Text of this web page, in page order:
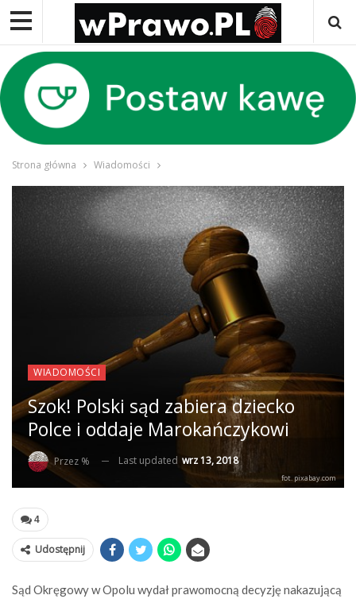
Strona główna Wiadomości
WIADOMOŚCI
Szok! Polski sąd zabiera dziecko
Polce i oddaje Marokańczykowi
Przez % Last updated wrz 13, 2018
fot. pixabay.com
4
Udostępnij
Sąd Okręgowy w Opolu wydał prawomocną decyzję nakazującą